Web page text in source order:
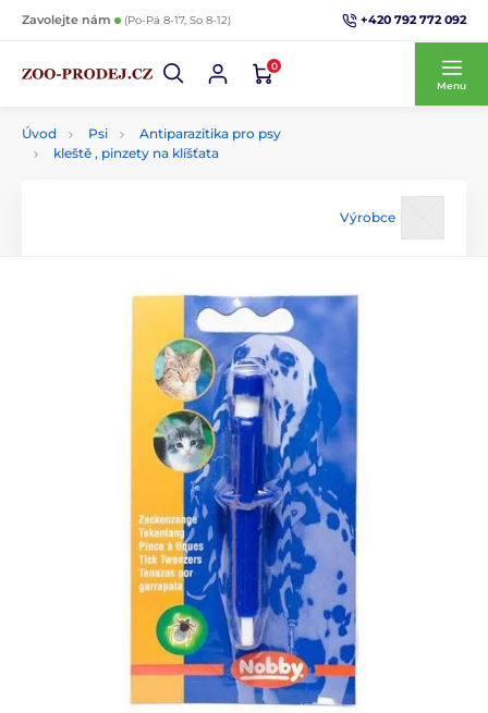
Zavolejte nám (Po-Pá 8-17, So 8-12) +420 792 772 092
0
Menu
Úvod Psi
Antiparazitika pro psy
kleště , pinzety na klíšťata
Výrobce